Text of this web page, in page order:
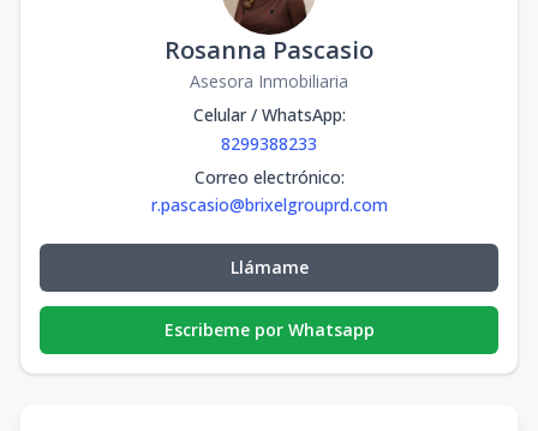
Rosanna Pascasio
Asesora Inmobiliaria
Celular / WhatsApp:
8299388233
Correo electrónico:
r.pascasio@brixelgrouprd.com
Llámame
Escribeme por Whatsapp